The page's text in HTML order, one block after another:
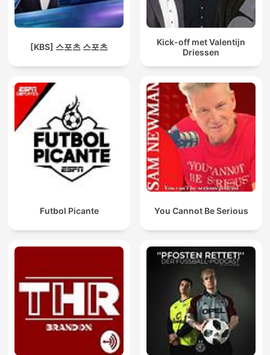
[KBS] 스포츠 스포츠
Kick-off met Valentijn
Driessen
Futbol Picante You Cannot Be Serious